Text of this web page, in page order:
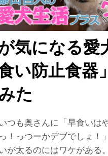
気になる愛
食い防止食器
た
つも奥さんに「早食いは
！っつーかデブでしょ！
が太るのにはワケがある